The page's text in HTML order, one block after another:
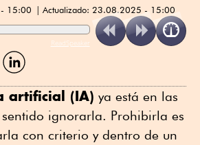
15:00 Actualizado: 23.08.2025 - 15:00
ReadSpeaker
Compartir
por
artificial (IA) ya está en las
ignorarla. Prohibirla es
con criterio y dentro de un